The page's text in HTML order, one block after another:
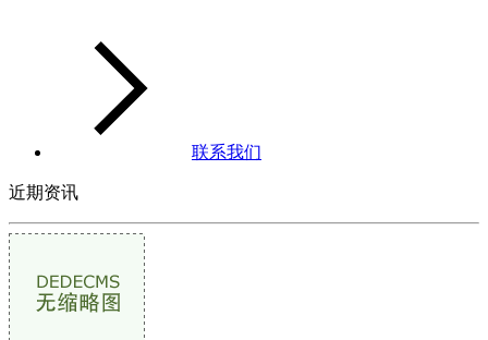
联系我们
近期资讯